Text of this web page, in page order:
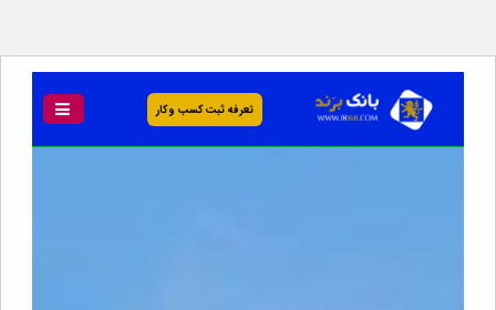
تعرفه ثبت کسب و کار